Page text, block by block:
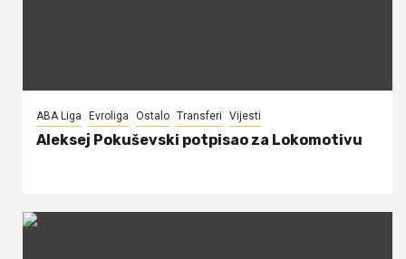
ABA Liga Evroliga Ostalo Transferi Vijesti
Aleksej Pokuševski potpisao za Lokomotivu